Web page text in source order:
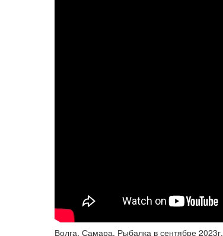
Волга. Самара. Рыбалка в сентябре 2023г.